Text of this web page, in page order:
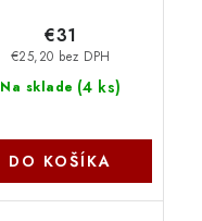
Na sklade (4 ks)
€25,20 bez DPH
€31
DO KOŠÍKA